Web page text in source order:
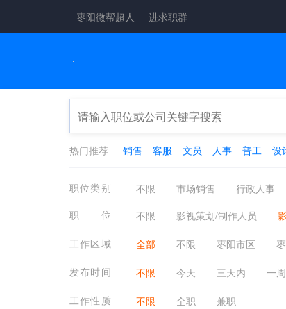
枣阳微帮超人 进求职群
热门推荐 销售 客服 文员 人事 普工 设
职位类别 不限 市场销售 行政人事
工厂工业
酒店餐饮 金融
职位
不限 影视策划/制作人员
工作区域
全部 不限 枣阳市区
发布时间
不限 今天 三天内 一
工作性质
不限 全职
兼职